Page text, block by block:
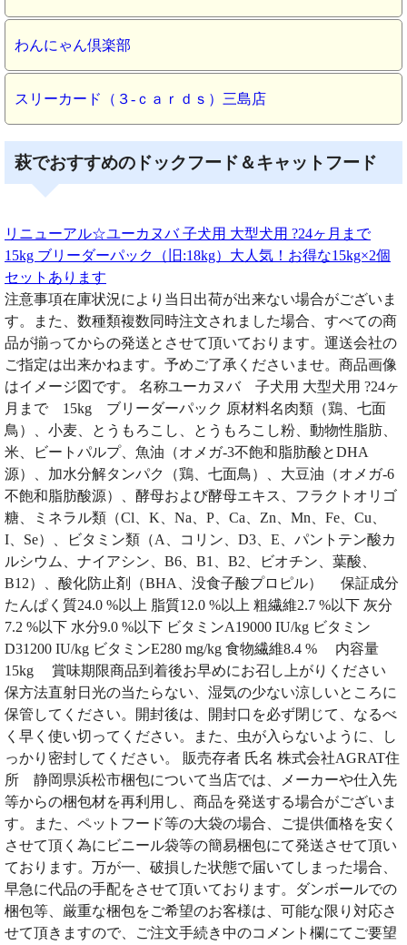
わんにゃん倶楽部
スリーカード（３‐ｃａｒｄｓ）三島店
萩でおすすめのドックフード＆キャットフード
リニューアル☆ユーカヌバ 子犬用 大型犬用 ?24ヶ月まで
15kg ブリーダーパック（旧:18kg）大人気！お得な15kg×2個
セットあります
注意事項在庫状況により当日出荷が出来ない場合がございま
す。また、数種類複数同時注文されました場合、すべての商
品が揃ってからの発送とさせて頂いております。運送会社の
ご指定は出来かねます。予めご了承くださいませ。商品画像
はイメージ図です。 名称ユーカヌバ 子犬用 大型犬用 ?24ヶ
月まで 15kg ブリーダーパック 原材料名肉類（鶏、七面
鳥）、小麦、とうもろこし、とうもろこし粉、動物性脂肪、
米、ビートパルプ、魚油（オメガ-3不飽和脂肪酸とDHA
源）、加水分解タンパク（鶏、七面鳥）、大豆油（オメガ-6
不飽和脂肪酸源）、酵母および酵母エキス、フラクトオリゴ
糖、ミネラル類（Cl、K、Na、P、Ca、Zn、Mn、Fe、Cu、
I、Se）、ビタミン類（A、コリン、D3、E、パントテン酸カ
ルシウム、ナイアシン、B6、B1、B2、ビオチン、葉酸、
B12）、酸化防止剤（BHA、没食子酸プロピル） 保証成分
たんぱく質24.0 %以上 脂質12.0 %以上 粗繊維2.7 %以下 灰分
7.2 %以下 水分9.0 %以下 ビタミンA19000 IU/kg ビタミン
D31200 IU/kg ビタミンE280 mg/kg 食物繊維8.4 % 内容量
15kg 賞味期限商品到着後お早めにお召し上がりください
保方法直射日光の当たらない、湿気の少ない涼しいところに
保管してください。開封後は、開封口を必ず閉じて、なるべ
く早く使い切ってください。また、虫が入らないように、し
っかり密封してください。 販売存者 氏名 株式会社AGRAT住
所 静岡県浜松市梱包について当店では、メーカーや仕入先
等からの梱包材を再利用し、商品を発送する場合がございま
す。また、ペットフード等の大袋の場合、ご提供価格を安く
させて頂く為にビニール袋等の簡易梱包にて発送させて頂い
ております。万が一、破損した状態で届いてしまった場合、
早急に代品の手配をさせて頂いております。ダンボールでの
梱包等、厳重な梱包をご希望のお客様は、可能な限り対応さ
せて頂きますので、ご注文手続き中のコメント欄にてご要望